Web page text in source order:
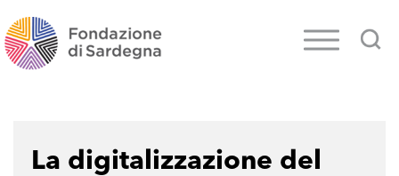
La digitalizzazione del